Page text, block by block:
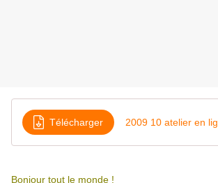
Télécharger 2009 10 atelier en
Bonjour tout le monde !